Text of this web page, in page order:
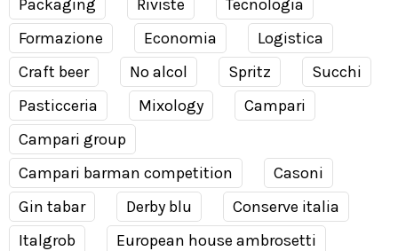
Packaging
Riviste
Tecnologia
Formazione
Economia
Logistica
Craft beer
No alcol Spritz
Succhi
Pasticceria
Mixology
Campari
Campari group
Campari barman competition
Casoni
Gin tabar
Derby blu
Conserve italia
Italgrob
European house ambrosetti